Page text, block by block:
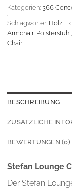
Kategorien: 366
Schlagwörter: Holz,
Armchair, Polsterstuhl,
Chair
BESCHREIBUNG
ZUSÄTZLICHE
BEWERTUNGEN (0)
Stefan Lounge
Der Stefan